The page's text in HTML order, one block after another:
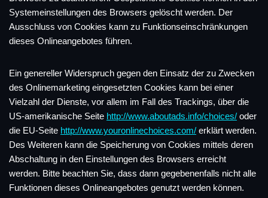
Systemeinstellungen des Browsers gelöscht werden. Der
Ausschluss von Cookies kann zu Funktionseinschränkungen
dieses Onlineangebotes führen.
Ein genereller Widerspruch gegen den Einsatz der zu Zwecken
des Onlinemarketing eingesetzten Cookies kann bei einer
Vielzahl der Dienste, vor allem im Fall des Trackings, über die
US-amerikanische Seite http://www.aboutads.info/choices/ oder
die EU-Seite http://www.youronlinechoices.com/ erklärt werden.
Des Weiteren kann die Speicherung von Cookies mittels deren
Abschaltung in den Einstellungen des Browsers erreicht
werden. Bitte beachten Sie, dass dann gegebenenfalls nicht alle
Funktionen dieses Onlineangebotes genutzt werden können.